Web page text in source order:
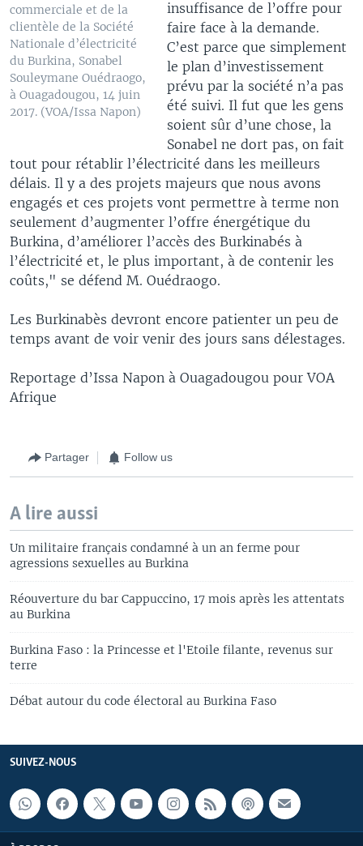
commerciale et de la
clientèle de la Société
Nationale d’électricité
du Burkina, Sonabel
Souleymane Ouédraogo,
à Ouagadougou, 14 juin
2017. (VOA/Issa Napon)
insuffisance de l’offre pour
faire face à la demande.
C’est parce que simplement
le plan d’investissement
prévu par la société n’a pas
été suivi. Il fut que les gens
soient sûr d’une chose, la
Sonabel ne dort pas, on fait
tout pour rétablir l’électricité dans les meilleurs
délais. Il y a des projets majeurs que nous avons
engagés et ces projets vont permettre à terme non
seulement d’augmenter l’offre énergétique du
Burkina, d’améliorer l’accès des Burkinabés à
l’électricité et, le plus important, à de contenir les
coûts," se défend M. Ouédraogo.
Les Burkinabès devront encore patienter un peu de
temps avant de voir venir des jours sans délestages.
Reportage d’Issa Napon à Ouagadougou pour VOA
Afrique
Partager Follow us
A lire aussi
Un militaire français condamné à un an ferme pour
agressions sexuelles au Burkina
Réouverture du bar Cappuccino, 17 mois après les attentats
au Burkina
Burkina Faso : la Princesse et l'Etoile filante, revenus sur
terre
Débat autour du code électoral au Burkina Faso
SUIVEZ-NOUS